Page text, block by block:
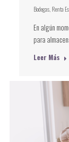
Bodegas Renta
En algún
para
Leer Más